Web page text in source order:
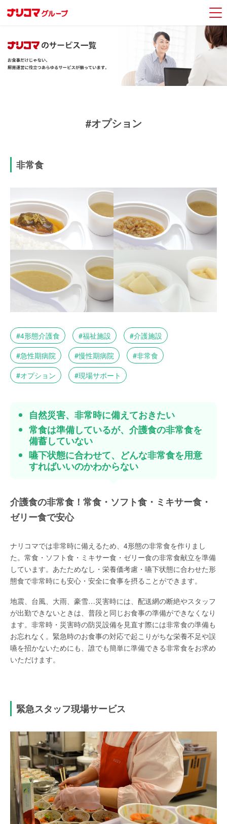
#オプション
非常食
4形態介護食 福祉施設
介護施設
急性期病院
慢性期病院
非常食
オプション
現場サポート
自然災害、非常時に備えておきたい
常食は準備しているが、介護食の非常食を
備蓄していない
嚥下状態に合わせて、どんな非常食を用意
すればいいのかわからない
介護食の非常食！常食・ソフト食・ミキサー食・
ゼリー食で安心
ナリコマでは非常時に備えるため、4形態の非常食を作りまし
た。常食・ソフト食・ミキサー食・ゼリー食の非常食献立を準備
しています。あたためなし・栄養価考慮・嚥下状態に合わせた形
態食で非常時にも安心・安全に食事を摂ることができます。
地震、台風、大雨、豪雪…災害時には、配送網の断絶やスタッフ
が出勤できないときは、普段と同じお食事の準備ができなくなり
ます。非常時・災害時の防災設備を見直す際には非常食の準備も
お忘れなく。緊急時のお食事の対応で起こりがちな栄養不足や誤
嚥を招かないためにも、誰でも簡単に準備できる非常食をお求め
いただけます。
緊急スタッフ現場サービス